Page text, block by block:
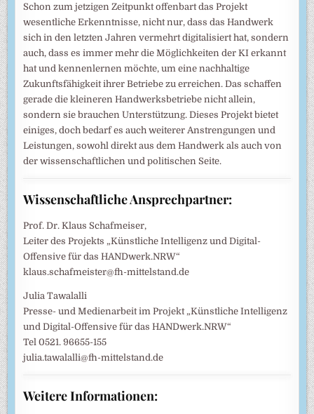
Schon zum jetzigen Zeitpunkt offenbart das Projekt
wesentliche Erkenntnisse, nicht nur, dass das Handwerk
sich in den letzten Jahren vermehrt digitalisiert hat, sondern
auch, dass es immer mehr die Möglichkeiten der KI erkannt
hat und kennenlernen möchte, um eine nachhaltige
Zukunftsfähigkeit ihrer Betriebe zu erreichen. Das schaffen
gerade die kleineren Handwerksbetriebe nicht allein,
sondern sie brauchen Unterstützung. Dieses Projekt bietet
einiges, doch bedarf es auch weiterer Anstrengungen und
Leistungen, sowohl direkt aus dem Handwerk als auch von
der wissenschaftlichen und politischen Seite.
Wissenschaftliche Ansprechpartner:
Prof. Dr. Klaus Schafmeiser,
Leiter des Projekts „Künstliche Intelligenz und Digital-
Offensive für das HANDwerk.NRW“
klaus.schafmeister@fh-mittelstand.de
Julia Tawalalli
Presse- und Medienarbeit im Projekt „Künstliche Intelligenz
und Digital-Offensive für das HANDwerk.NRW“
Tel 0521. 96655-155
julia.tawalalli@fh-mittelstand.de
Weitere Informationen: